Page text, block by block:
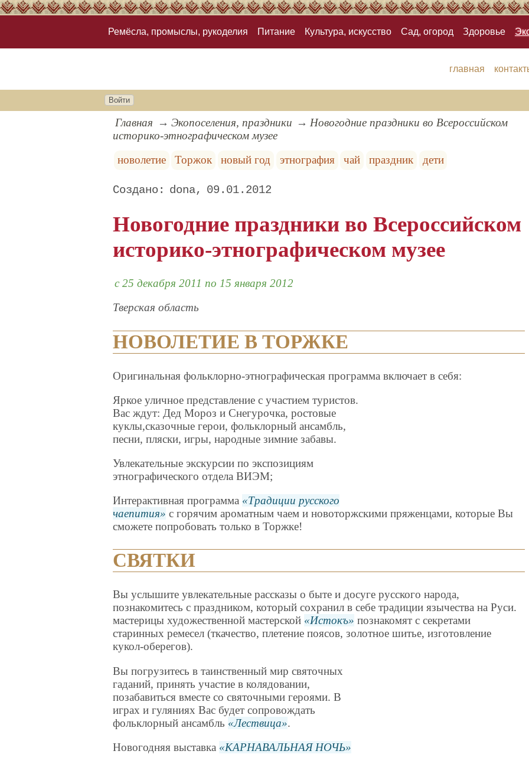
Ремёсла, промыслы, рукоделия Питание Культура, искусство Сад, огород Здоровье
главная
Войти
Главная Экопоселения, праздники
Новогодние праздники во Всероссийском
историко-этнографическом музее
новолетие
Торжок новый год этнография чай праздник дети
dona 09.01.2012
Новогодние праздники во Всероссийском
историко-этнографическом музее
c 25 декабря 2011 по 15 января 2012
Тверская область
НОВОЛЕТИЕ В ТОРЖКЕ
Оригинальная фольклорно-этнографическая программа включает в себя:
Яркое уличное представление с участием туристов.
Вас ждут: Дед Мороз и Снегурочка, ростовые
куклы,сказочные герои, фольклорный ансамбль,
песни, пляски, игры, народные зимние забавы.
Увлекательные экскурсии по экспозициям
этнографического отдела ВИЭМ;
Интерактивная программа
Традиции русского
чаепития
с горячим ароматным чаем и новоторжскими пряженцами, которые Вы
сможете попробовать только в Торжке!
СВЯТКИ
Вы услышите увлекательные рассказы о быте и досуге русского народа,
познакомитесь с праздником, который сохранил в себе традиции язычества на Руси.
мастерицы художественной мастерской
Истокъ
познакомят с секретами
старинных ремесел (ткачество, плетение поясов, золотное шитье, изготовление
кукол-оберегов).
Вы погрузитесь в таинственный мир святочных
гаданий, принять участие в колядовании,
позабавиться вместе со святочными героями. В
играх и гуляниях Вас будет сопровождать
фольклорный ансамбль
Лествица .
Новогодняя выставка
КАРНАВАЛЬНАЯ НОЧЬ